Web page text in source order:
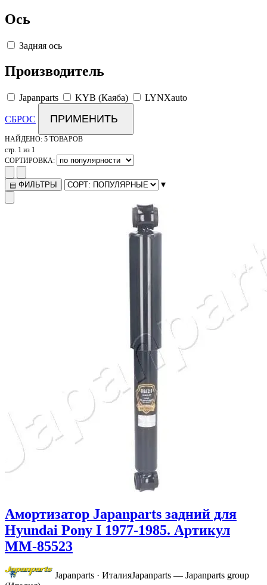
Ось
Задняя ось
Производитель
Japanparts KYB (Каяба) LYNXauto
СБРОС ПРИМЕНИТЬ
НАЙДЕНО: 5 ТОВАРОВ
стр. 1 из 1
СОРТИРОВКА:
▤ ФИЛЬТРЫ ▾
Амортизатор Japanparts задний для
Hyundai Pony I 1977-1985. Артикул
MM-85523
Japanparts · ИталияJapanparts — Japanparts group